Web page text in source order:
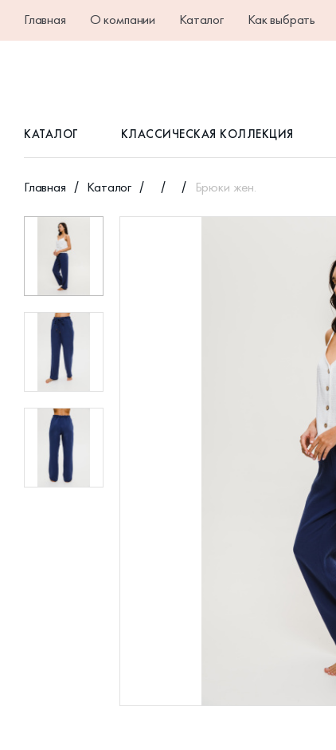
Главная О компании Каталог Как выбрать
КАТАЛОГ КЛАССИЧЕСКАЯ КОЛЛЕКЦИЯ
Главная Каталог Брюки жен.